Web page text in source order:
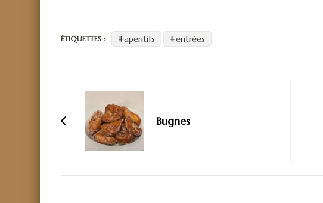
ÉTIQUETTES : aperitifs entrées
d'article
Bugnes